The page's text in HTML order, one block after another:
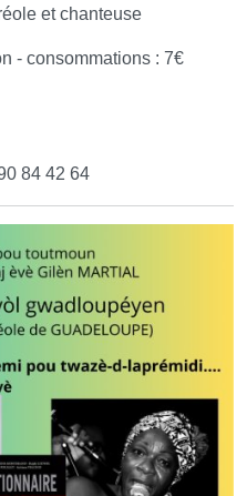
et chanteuse
- consommations : 7€
84 42 64